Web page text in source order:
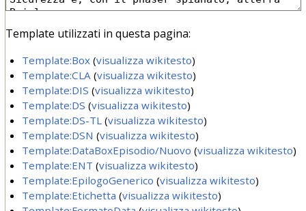
Template utilizzati in questa pagina:
Template:Box (visualizza wikitesto)
Template:CLA (visualizza wikitesto)
Template:DIS (visualizza wikitesto)
Template:DS (visualizza wikitesto)
Template:DS-TL (visualizza wikitesto)
Template:DSN (visualizza wikitesto)
Template:DataBoxEpisodio/Nuovo (visualizza wikitesto)
Template:ENT (visualizza wikitesto)
Template:EpilogoGenerico (visualizza wikitesto)
Template:Etichetta (visualizza wikitesto)